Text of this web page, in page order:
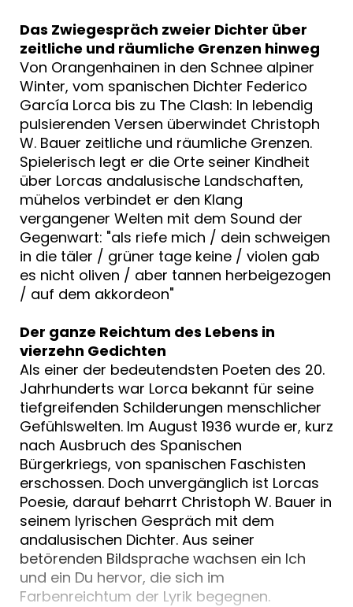
Das Zwiegespräch zweier Dichter über
zeitliche und räumliche Grenzen hinweg
Von Orangenhainen in den Schnee alpiner
Winter, vom spanischen Dichter Federico
García Lorca bis zu The Clash: In lebendig
pulsierenden Versen überwindet Christoph
W. Bauer zeitliche und räumliche Grenzen.
Spielerisch legt er die Orte seiner Kindheit
über Lorcas andalusische Landschaften,
mühelos verbindet er den Klang
vergangener Welten mit dem Sound der
Gegenwart: "als riefe mich / dein schweigen
in die täler / grüner tage keine / violen gab
es nicht oliven / aber tannen herbeigezogen
/ auf dem akkordeon"
Der ganze Reichtum des Lebens in
vierzehn Gedichten
Als einer der bedeutendsten Poeten des 20.
Jahrhunderts war Lorca bekannt für seine
tiefgreifenden Schilderungen menschlicher
Gefühlswelten. Im August 1936 wurde er, kurz
nach Ausbruch des Spanischen
Bürgerkriegs, von spanischen Faschisten
erschossen. Doch unvergänglich ist Lorcas
Poesie, darauf beharrt Christoph W. Bauer in
seinem lyrischen Gespräch mit dem
andalusischen Dichter. Aus seiner
betörenden Bildsprache wachsen ein Ich
und ein Du hervor, die sich im
Farbenreichtum der Lyrik begegnen.